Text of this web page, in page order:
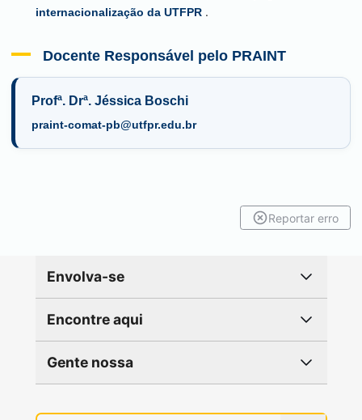
internacionalização da UTFPR .
Docente Responsável pelo PRAINT
Profª. Drª. Jéssica Boschi
praint-comat-pb@utfpr.edu.br
Reportar erro
Envolva-se
Encontre aqui
Gente nossa